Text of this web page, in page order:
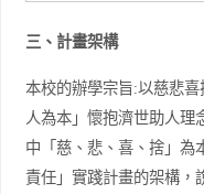
三、計畫架構
本校的辦學宗旨:以慈悲
人為本」懷抱濟世助人理
中「慈、悲、喜、捨」為
責任」實踐計畫的架構，